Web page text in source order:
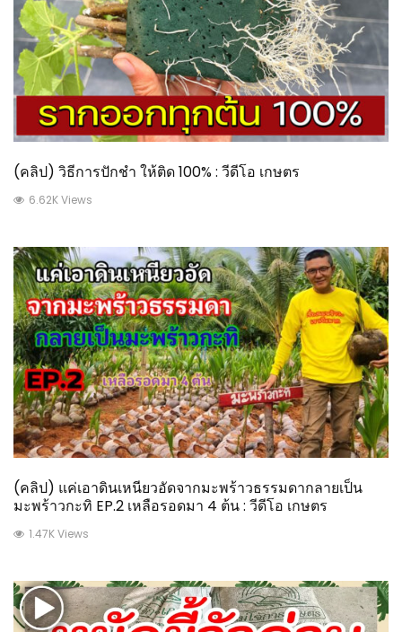
(คลิป) วิธีการปักชำ ให้ติด 100% : วีดีโอ เกษตร
6.62K Views
(คลิป) แค่เอาดินเหนียวอัดจากมะพร้าวธรรมดากลายเป็น
มะพร้าวกะทิ EP.2 เหลือรอดมา 4 ต้น : วีดีโอ เกษตร
1.47K Views